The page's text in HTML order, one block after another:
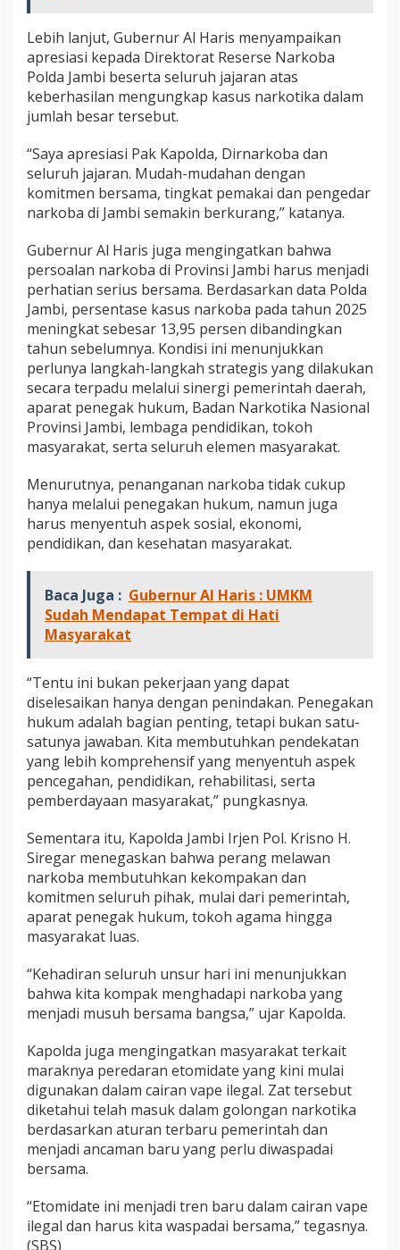
Lebih lanjut, Gubernur Al Haris menyampaikan
apresiasi kepada Direktorat Reserse Narkoba
Polda Jambi beserta seluruh jajaran atas
keberhasilan mengungkap kasus narkotika dalam
jumlah besar tersebut.
“Saya apresiasi Pak Kapolda, Dirnarkoba dan
seluruh jajaran. Mudah-mudahan dengan
komitmen bersama, tingkat pemakai dan pengedar
narkoba di Jambi semakin berkurang,” katanya.
Gubernur Al Haris juga mengingatkan bahwa
persoalan narkoba di Provinsi Jambi harus menjadi
perhatian serius bersama. Berdasarkan data Polda
Jambi, persentase kasus narkoba pada tahun 2025
meningkat sebesar 13,95 persen dibandingkan
tahun sebelumnya. Kondisi ini menunjukkan
perlunya langkah-langkah strategis yang dilakukan
secara terpadu melalui sinergi pemerintah daerah,
aparat penegak hukum, Badan Narkotika Nasional
Provinsi Jambi, lembaga pendidikan, tokoh
masyarakat, serta seluruh elemen masyarakat.
Menurutnya, penanganan narkoba tidak cukup
hanya melalui penegakan hukum, namun juga
harus menyentuh aspek sosial, ekonomi,
pendidikan, dan kesehatan masyarakat.
Baca Juga : Gubernur Al Haris : UMKM
Sudah Mendapat Tempat di Hati
Masyarakat
“Tentu ini bukan pekerjaan yang dapat
diselesaikan hanya dengan penindakan. Penegakan
hukum adalah bagian penting, tetapi bukan satu-
satunya jawaban. Kita membutuhkan pendekatan
yang lebih komprehensif yang menyentuh aspek
pencegahan, pendidikan, rehabilitasi, serta
pemberdayaan masyarakat,” pungkasnya.
Sementara itu, Kapolda Jambi Irjen Pol. Krisno H.
Siregar menegaskan bahwa perang melawan
narkoba membutuhkan kekompakan dan
komitmen seluruh pihak, mulai dari pemerintah,
aparat penegak hukum, tokoh agama hingga
masyarakat luas.
“Kehadiran seluruh unsur hari ini menunjukkan
bahwa kita kompak menghadapi narkoba yang
menjadi musuh bersama bangsa,” ujar Kapolda.
Kapolda juga mengingatkan masyarakat terkait
maraknya peredaran etomidate yang kini mulai
digunakan dalam cairan vape ilegal. Zat tersebut
diketahui telah masuk dalam golongan narkotika
berdasarkan aturan terbaru pemerintah dan
menjadi ancaman baru yang perlu diwaspadai
bersama.
“Etomidate ini menjadi tren baru dalam cairan vape
ilegal dan harus kita waspadai bersama,” tegasnya.
(SBS)